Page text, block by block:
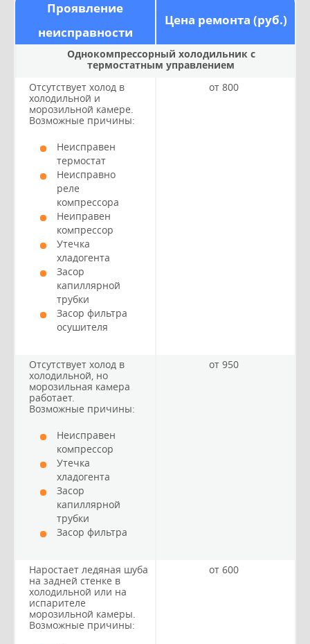
Проявление
неисправности
Цена ремонта (руб.)
Однокомпрессорный холодильник с
термостатным управлением
Отсутствует холод в
холодильной и
морозильной камере.
Возможные причины:
Неисправен
термостат
Неисправно
реле
компрессора
Неиправен
компрессор
Утечка
хладогента
Засор
капиллярной
трубки
Засор фильтра
осушителя
от 800
Отсутствует холод в
холодильной, но
морозильная камера
работает.
Возможные причины:
Неисправен
компрессор
Утечка
хладогента
Засор
капиллярной
трубки
Засор фильтра
от 950
Наростает ледяная шуба
на задней стенке в
холодильной или на
испарителе
морозильной камеры.
Возможные причины:
от 600